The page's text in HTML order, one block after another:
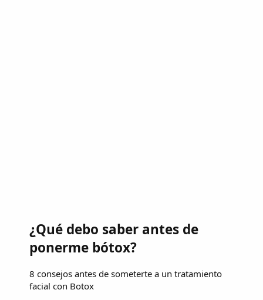
¿Qué debo saber antes de
ponerme bótox?
8 consejos antes de someterte a un tratamiento
facial con Botox